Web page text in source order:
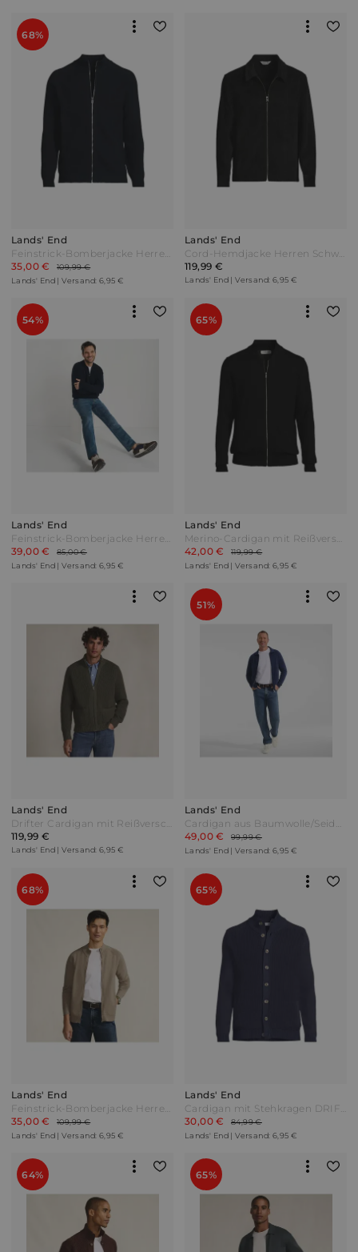
68%
Lands' End
Feinstrick-Bomberjacke Herren Blau by Lands' End
35,00 €
109,99 €
Lands' End | Versand: 6,95 €
Lands' End
Cord-Hemdjacke Herren Schwarz by Lands' End
119,99 €
Lands' End | Versand: 6,95 €
54%
Lands' End
Feinstrick-Bomberjacke Herren Blau by Lands' End
39,00 €
85,00 €
Lands' End | Versand: 6,95 €
65%
Lands' End
Merino-Cardigan mit Reißverschluss Herren Schwarz by Lands' End
42,00 €
119,99 €
Lands' End | Versand: 6,95 €
Lands' End
Drifter Cardigan mit Reißverschluss Herren Grün by Lands' End
119,99 €
Lands' End | Versand: 6,95 €
51%
Lands' End
Cardigan aus Baumwolle/Seidenmix Herren Blau by Lands' End
49,00 €
99,99 €
Lands' End | Versand: 6,95 €
68%
Lands' End
Feinstrick-Bomberjacke Herren Weiß by Lands' End
35,00 €
109,99 €
Lands' End | Versand: 6,95 €
65%
Lands' End
Cardigan mit Stehkragen DRIFTER Herren Blau by Lands' End
30,00 €
84,99 €
Lands' End | Versand: 6,95 €
64% 65%